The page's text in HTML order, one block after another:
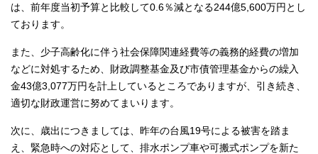
は、前年度当初予算と比較して0.6％減となる244億5,600万円とし
ております。
また、少子高齢化に伴う社会保障関連経費等の義務的経費の増加
などに対処するため、財政調整基金及び市債管理基金からの繰入
金43億3,077万円を計上しているところでありますが、引き続き、
適切な財政運営に努めてまいります。
次に、歳出につきましては、昨年の台風19号による被害を踏ま
え、緊急時への対応として、排水ポンプ車や可搬式ポンプを新た